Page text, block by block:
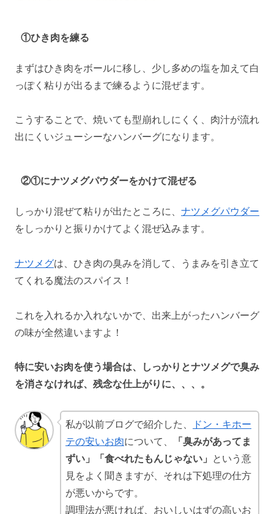
①ひき肉を練る
まずはひき肉をボールに移し、少し多めの塩を加えて白
っぽく粘りが出るまで練るように混ぜます。
こうすることで、焼いても型崩れしにくく、肉汁が流れ
出にくいジューシーなハンバーグになります。
②①にナツメグパウダーをかけて混ぜる
しっかり混ぜて粘りが出たところに、 ナツメグパウダー
をしっかりと振りかけてよく混ぜ込みます。
ナツメグは、ひき肉の臭みを消して、うまみを引き立て
てくれる魔法のスパイス！
これを入れるか入れないかで、出来上がったハンバーグ
の味が全然違いますよ！
特に安いお肉を使う場合は、しっかりとナツメグで臭み
を消さなければ、残念な仕上がりに、、、。
私が以前ブログで紹介した、
ドン・キホー
テの安いお肉について、
「臭みがあってま
ずい」「食べれたもんじゃない」
という意
見をよく聞きますが、それは下処理の仕方
が悪いからです。
調理法が悪ければ、おいしいはずの高いお